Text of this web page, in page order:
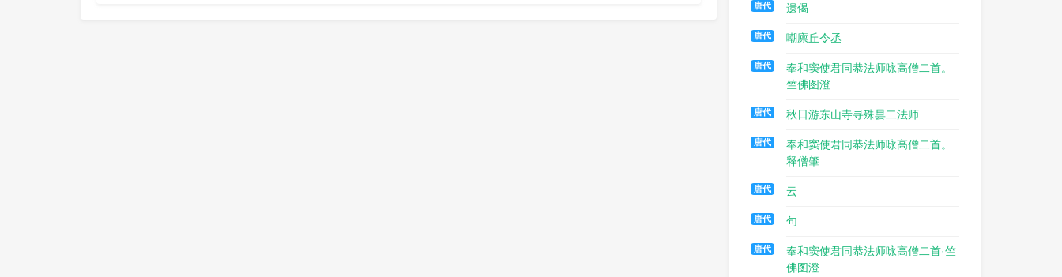
唐代 遗偈
唐代 嘲廪丘令丞
唐代
奉和窦使君同恭法师咏高僧二首。
竺佛图澄
唐代 秋日游东山寺寻殊昙二法师
唐代
奉和窦使君同恭法师咏高僧二首。
释僧肇
唐代 云
唐代 句
唐代
奉和窦使君同恭法师咏高僧二首·竺
佛图澄